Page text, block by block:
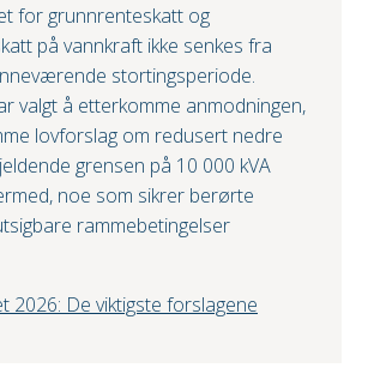
for grunnrenteskatt og
på vannkraft ikke senkes fra
stortingsperiode.
valgt å etterkomme anmodningen,
lovforslag om redusert nedre
grensen på 10 000 kVA
noe som sikrer berørte
rammebetingelser
2026: De viktigste forslagene